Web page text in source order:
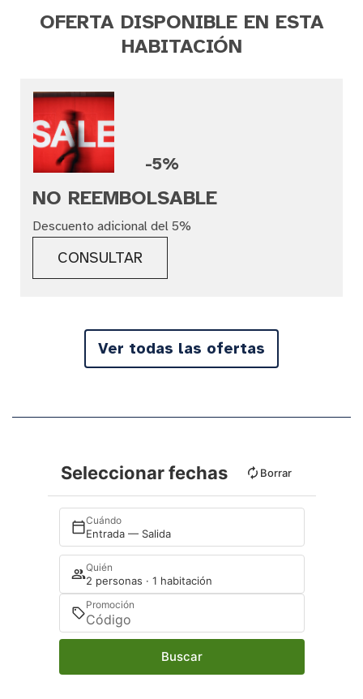
OFERTA DISPONIBLE EN ESTA
HABITACIÓN
-5%
NO REEMBOLSABLE
Descuento adicional del 5%
CONSULTAR
Ver todas las ofertas
Seleccionar fechas Borrar
Cuándo
Entrada — Salida
Quién
2 personas · 1 habitación
Promoción
Buscar